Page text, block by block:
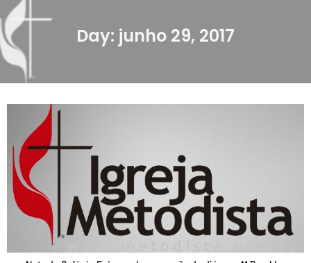
Day: junho 29, 2017